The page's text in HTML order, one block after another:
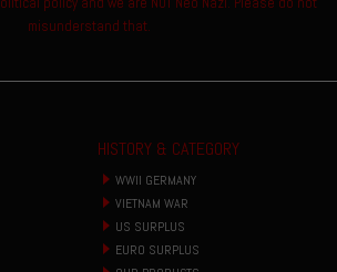
misunderstand that.
HISTORY & CATEGORY
WWII GERMANY
VIETNAM WAR
US SURPLUS
EURO SURPLUS